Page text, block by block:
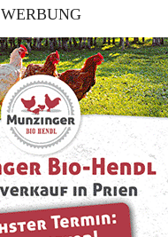
WERBUNG